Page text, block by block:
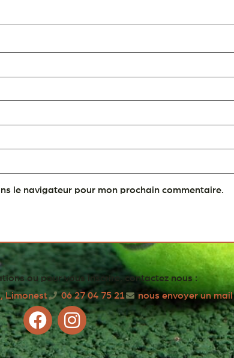
le navigateur pour mon prochain commentaire.
ou pour vous inscrire, contactez nous :
Limonest
06 27 04 75 21 nous envoyer un mail